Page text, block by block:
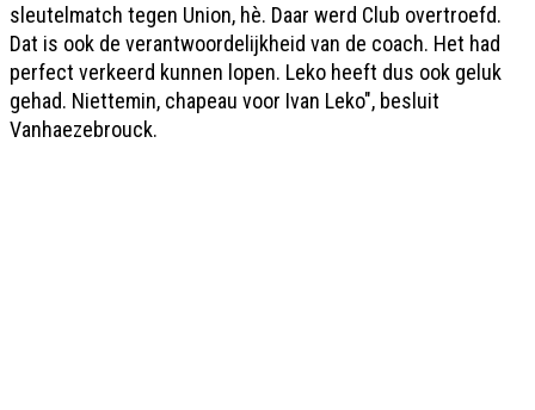
sleutelmatch tegen Union, hè. Daar werd Club overtroefd.
Dat is ook de verantwoordelijkheid van de coach. Het had
perfect verkeerd kunnen lopen. Leko heeft dus ook geluk
gehad. Niettemin, chapeau voor Ivan Leko", besluit
Vanhaezebrouck.